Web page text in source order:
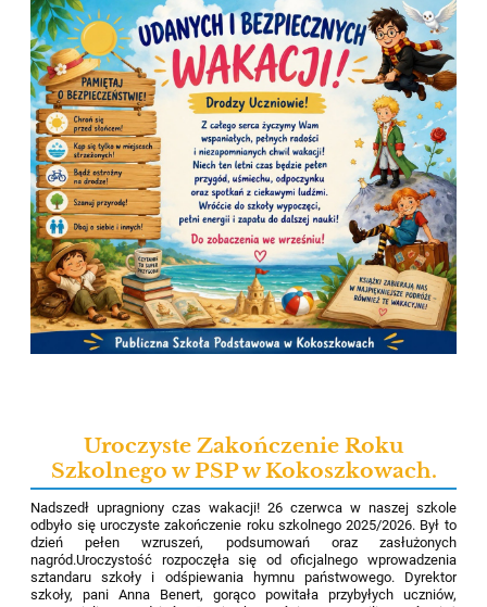
Uroczyste Zakończenie Roku
Szkolnego w PSP w Kokoszkowach.
Nadszedł upragniony czas wakacji! 26 czerwca w naszej szkole
odbyło się uroczyste zakończenie roku szkolnego 2025/2026. Był to
dzień pełen wzruszeń, podsumowań oraz zasłużonych
nagród.Uroczystość rozpoczęła się od oficjalnego wprowadzenia
sztandaru szkoły i odśpiewania hymnu państwowego. Dyrektor
szkoły, pani Anna Benert, gorąco powitała przybyłych uczniów,